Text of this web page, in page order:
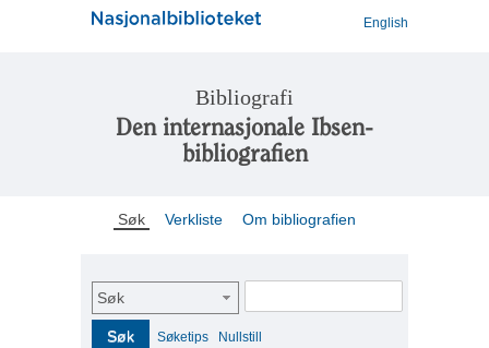
English
Bibliografi
Den internasjonale Ibsen-
bibliografien
Søk Verkliste Om bibliografien
Søk
Søk Søketips Nullstill